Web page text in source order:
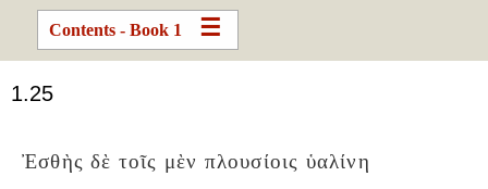
Contents - Book 1
1.25
Ἐσθὴς δὲ τοῖς μὲν πλουσίοις ὑαλίνη